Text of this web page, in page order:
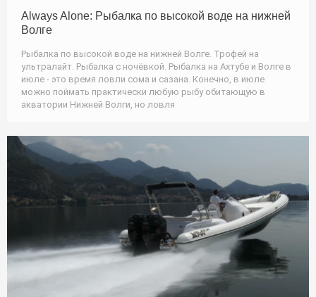
Always Alone: Рыбалка по высокой воде на нижней
Волге
Рыбалка по высокой воде на нижней Волге. Трофей на
ультралайт. Рыбалка с ночёвкой. Рыбалка на Ахтубе и Волге в
июле - это время ловли сома и сазана. Конечно, в июле
можно поймать практически любую рыбу обитающую в
акватории Нижней Волги, но ловля